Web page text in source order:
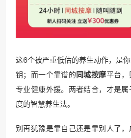
这6个被严重低估的养生动作，是
钥；而一个靠谱的 同城按摩平台，
专业健康外援。两者结合，才是
度的智慧养生法。
别再犹豫是靠自己还是靠别人了